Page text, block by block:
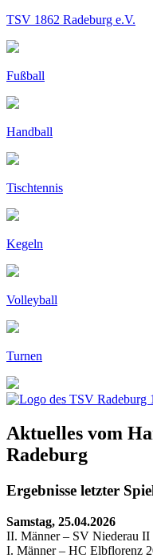
TSV 1862 Radeburg e.V.
Fußball
Handball
Tischtennis
Kegeln
Volleyball
Turnen
Aktuelles vom
Radeburg
Ergebnisse letzter
Samstag, 25.04.2026
II. Männer – SV Niederau II
I. Männer – HC Elbflorenz